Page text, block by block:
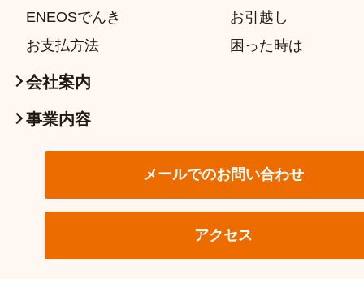
ENEOSでんき
お引越し
お支払方法
困った時は
会社案内
事業内容
メールでのお問い合わせ
アクセス